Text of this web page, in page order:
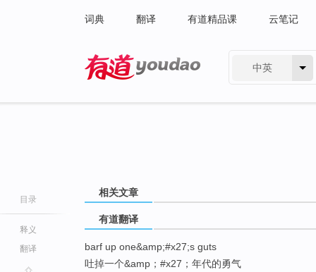
词典 翻译 有道精品课 云笔记
中英
目录
释义
翻译
相关文章
有道翻译
barf up one&amp;#x27;s guts
吐掉一个&amp；#x27；年代的勇气